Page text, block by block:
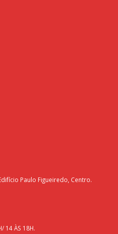
Paulo Figueiredo, Centro.
14 ÀS 18H.